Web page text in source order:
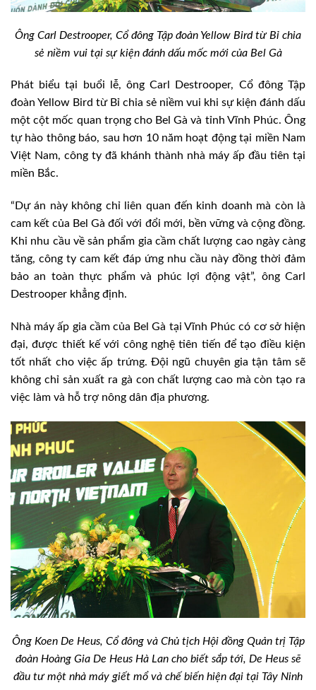
Ông Carl Destrooper, Cổ đông Tập đoàn Yellow Bird từ Bỉ chia
sẻ niềm vui tại sự kiện đánh dấu mốc mới của Bel Gà
Phát biểu tại buổi lễ, ông Carl Destrooper, Cổ đông Tập
đoàn Yellow Bird từ Bỉ chia sẻ niềm vui khi sự kiện đánh dấu
một cột mốc quan trọng cho Bel Gà và tỉnh Vĩnh Phúc. Ông
tự hào thông báo, sau hơn 10 năm hoạt động tại miền Nam
Việt Nam, công ty đã khánh thành nhà máy ấp đầu tiên tại
miền Bắc.
“Dự án này không chỉ liên quan đến kinh doanh mà còn là
cam kết của Bel Gà đối với đổi mới, bền vững và cộng đồng.
Khi nhu cầu về sản phẩm gia cầm chất lượng cao ngày càng
tăng, công ty cam kết đáp ứng nhu cầu này đồng thời đảm
bảo an toàn thực phẩm và phúc lợi động vật”, ông Carl
Destrooper khẳng định.
Nhà máy ấp gia cầm của Bel Gà tại Vĩnh Phúc có cơ sở hiện
đại, được thiết kế với công nghệ tiên tiến để tạo điều kiện
tốt nhất cho việc ấp trứng. Đội ngũ chuyên gia tận tâm sẽ
không chỉ sản xuất ra gà con chất lượng cao mà còn tạo ra
việc làm và hỗ trợ nông dân địa phương.
Ông Koen De Heus, Cổ đông và Chủ tịch Hội đồng Quản trị Tập
đoàn Hoàng Gia De Heus Hà Lan cho biết sắp tới, De Heus sẽ
đầu tư một nhà máy giết mổ và chế biến hiện đại tại Tây Ninh